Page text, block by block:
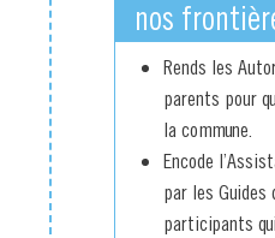
nos
Rends les
parents pour
la commune.
Encode
par les Guides
participants